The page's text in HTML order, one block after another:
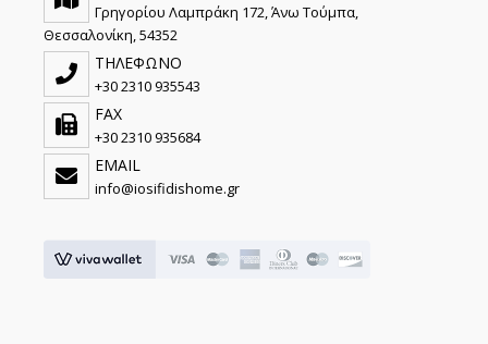
Γρηγορίου Λαμπράκη 172, Άνω Τούμπα,
Θεσσαλονίκη, 54352
ΤΗΛΕΦΩΝΟ
+30 2310 935543
FAX
+30 2310 935684
EMAIL
info@iosifidishome.gr